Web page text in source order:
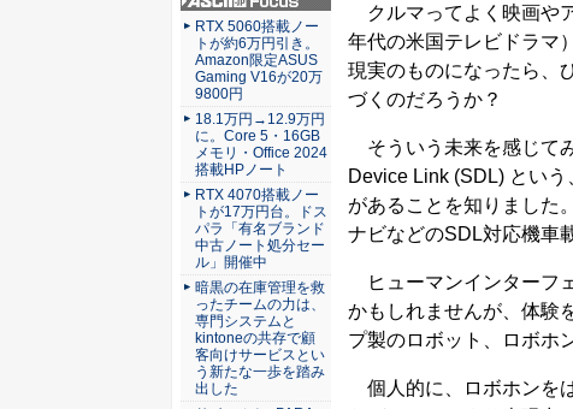
クルマってよく映画や
年代の米国テレビドラマ
現実のものになったら、
づくのだろうか？
そういう未来を感じて
Device Link (SDL) とい
があることを知りました
ナビなどのSDL対応機車
ヒューマンインターフ
かもしれませんが、体験
プ製のロボット、ロボホ
個人的に、ロボホンを
ASCII.jp Focus
RTX 5060搭載ノー
トが約6万円引き。
Amazon限定ASUS
Gaming V16が20万
9800円
18.1万円→12.9万円
に。Core 5・16GB
メモリ・Office 2024
搭載HPノート
RTX 4070搭載ノー
トが17万円台。ドス
パラ「有名ブランド
中古ノート処分セー
ル」開催中
暗黒の在庫管理を救
ったチームの力は、
専門システムと
kintoneの共存で顧
客向けサービスとい
う新たな一歩を踏み
出した